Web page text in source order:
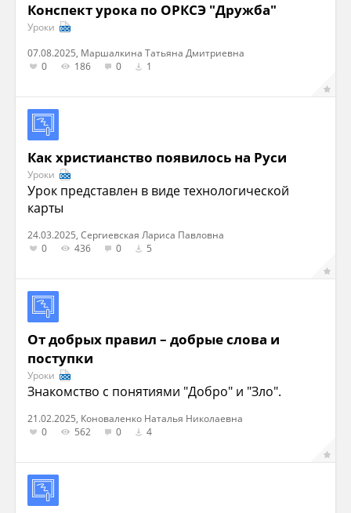
Конспект урока по ОРКСЭ "Дружба"
Уроки
07.08.2025, Маршалкина Татьяна Дмитриевна
0
186 0 1
Как христианство появилось на Руси
Уроки
Урок представлен в виде технологической
карты
24.03.2025, Сергиевская Лариса Павловна
0
436 0 5
От добрых правил – добрые слова и
поступки
Уроки
Знакомство с понятиями "Добро" и "Зло".
21.02.2025, Коноваленко Наталья Николаевна
0
562 0 4